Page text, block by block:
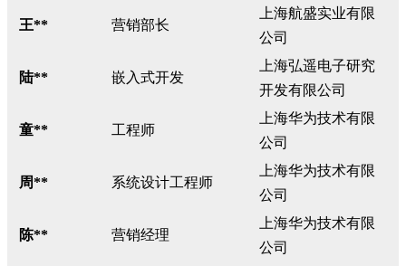
王** 营销部长
上海航盛实业有限
公司
陆** 嵌入式开发
上海弘遥电子研究
开发有限公司
童** 工程师
上海华为技术有限
公司
周** 系统设计工程师
上海华为技术有限
公司
陈** 营销经理
上海华为技术有限
公司